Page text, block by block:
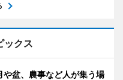
ックス
盆、農事など人が集う場